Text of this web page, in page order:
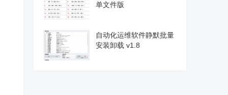
单文件版
自动化运维软件静默批量
安装卸载 v1.8